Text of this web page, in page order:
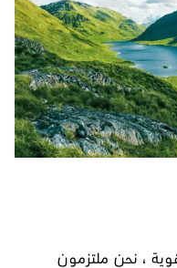
، نحن ملتزمون